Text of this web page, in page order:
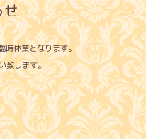
せ
休業となります。
致します。